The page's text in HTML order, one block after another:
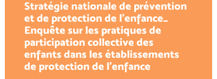
Stratégie nationale de prévention
et de protection de l’enfance_
Enquête sur les pratiques de
participation collective des
enfants dans les établissements
de protection de l’enfance